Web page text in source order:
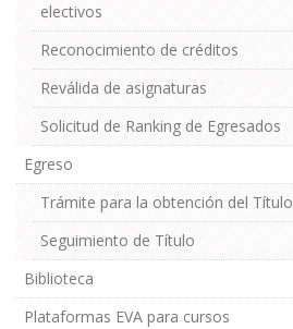
electivos
Reconocimiento de créditos
Reválida de asignaturas
Solicitud de Ranking de Egresados
Egreso
Trámite para la obtención del Título
Seguimiento de Título
Biblioteca
Plataformas EVA para cursos